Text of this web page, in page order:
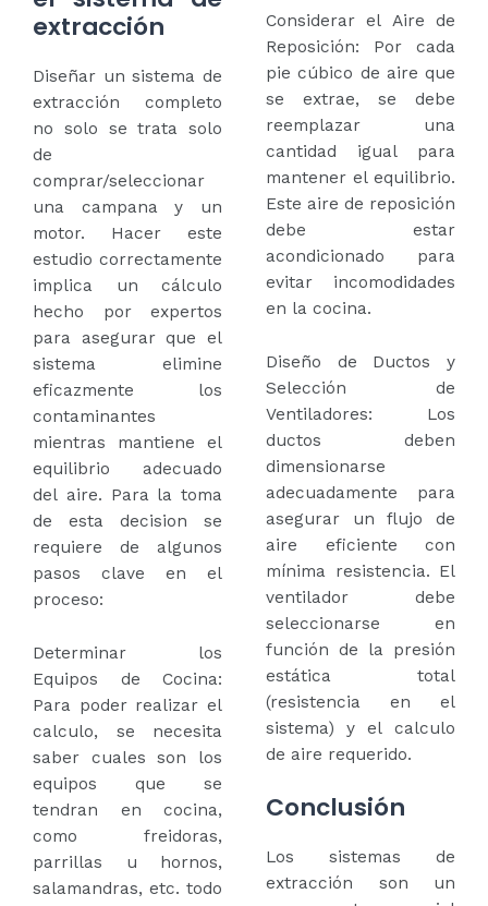
extracción
Diseñar un sistema de
extracción completo
no solo se trata solo
de
comprar/seleccionar
una campana y un
motor. Hacer este
estudio correctamente
implica un cálculo
hecho por expertos
para asegurar que el
sistema elimine
eficazmente los
contaminantes
mientras mantiene el
equilibrio adecuado
del aire. Para la toma
de esta decision se
requiere de algunos
pasos clave en el
proceso:
Determinar los
Equipos de Cocina:
Para poder realizar el
calculo, se necesita
saber cuales son los
equipos que se
tendran en cocina,
como freidoras,
parrillas u hornos,
salamandras, etc. todo
Considerar el Aire de
Reposición: Por cada
pie cúbico de aire que
se extrae, se debe
reemplazar una
cantidad igual para
mantener el equilibrio.
Este aire de reposición
debe estar
acondicionado para
evitar incomodidades
en la cocina.
Diseño de Ductos y
Selección de
Ventiladores: Los
ductos deben
dimensionarse
adecuadamente para
asegurar un flujo de
aire eficiente con
mínima resistencia. El
ventilador debe
seleccionarse en
función de la presión
estática total
(resistencia en el
sistema) y el calculo
de aire requerido.
Conclusión
Los sistemas de
extracción son un